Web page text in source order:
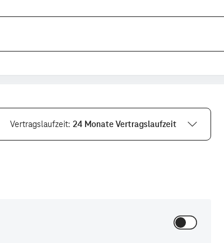
Vertragslaufzeit 24 Monate Vertragslaufzeit